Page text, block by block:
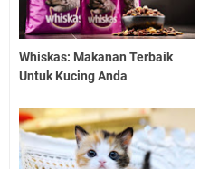
Whiskas: Makanan Terbaik
Untuk Kucing Anda